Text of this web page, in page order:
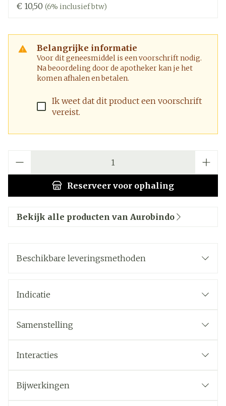
€ 10,50 (6% inclusief btw)
Belangrijke informatie
Voor dit geneesmiddel is een voorschrift nodig.
Na beoordeling door de apotheker kan je het
komen afhalen en betalen.
Ik weet dat dit product een voorschrift
vereist.
Reserveer voor ophaling
Bekijk alle producten van Aurobindo
Beschikbare leveringsmethoden
Indicatie
Samenstelling
Interacties
Bijwerkingen